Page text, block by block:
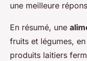
une meilleure
En résumé, une
fruits et légumes,
produits laitiers